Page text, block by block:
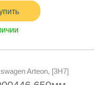
Arteon, [3H7]